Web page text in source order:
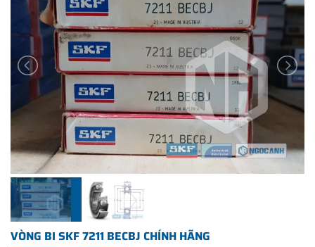
VÒNG BI SKF 7211 BECBJ CHÍNH HÃNG